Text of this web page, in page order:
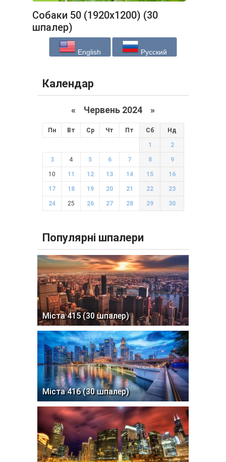
Собаки 50 (1920x1200) (30
шпалер)
English Русский
Календар
« Червень 2024 »
Пн Вт Ср Чт Пт Сб Нд
1 2
3 4 5 6 7 8 9
10 11 12 13 14 15 16
17 18 19 20 21 22 23
24 25 26 27 28 29 30
Популярні шпалери
Міста 415 (30 шпалер)
Міста 416 (30 шпалер)